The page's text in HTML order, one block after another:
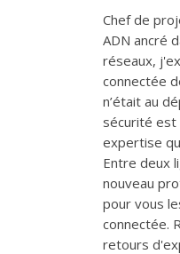
Chef de
ADN ancré
réseaux,
connectée
n’était au
sécurité est
expertise
Entre deux
nouveau
pour vous
connectée.
retours